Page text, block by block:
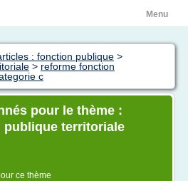
Menu
: fonction publique >
> reforme fonction
c
pour le thème :
publique territoriale
ce thème